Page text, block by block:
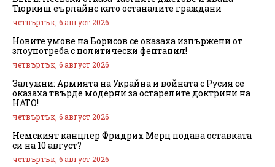
Тюркиш еърлайнс като останалите граждани
четвъртък, 6 август 2026
Новите умове на Борисов се оказаха изпържени от
злоупотреба с политически фентанил!
четвъртък, 6 август 2026
Залужни: Армията на Украйна и войната с Русия се
оказаха твърде модерни за остарелите доктрини на
НАТО!
четвъртък, 6 август 2026
Немският канцлер Фридрих Мерц подава оставката
си на 10 август?
четвъртък, 6 август 2026